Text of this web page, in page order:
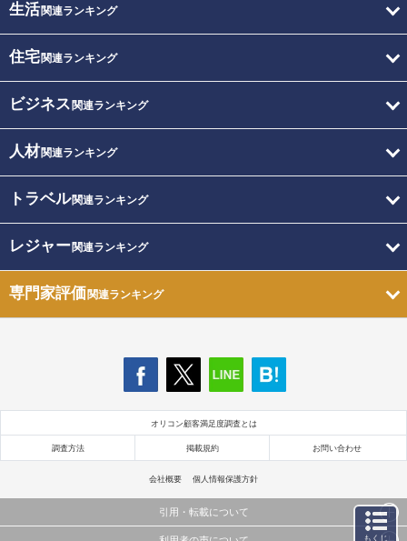
生活関連ランキング
住宅関連ランキング
ビジネス 関連ランキング
人材関連ランキング
トラベル関連ランキング
レジャー関連ランキング
専門家評価関連ランキング
オリコン顧客満足度調査とは
調査方法 掲載規約 お問い合わせ
会社概要 個人情報保護方針
引用・転載について
もくじ